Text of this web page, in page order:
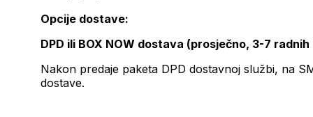
Opcije dostave:
DPD ili BOX NOW dostava (prosječno, 3-7 radnih
Nakon predaje paketa DPD dostavnoj službi, na
dostave.